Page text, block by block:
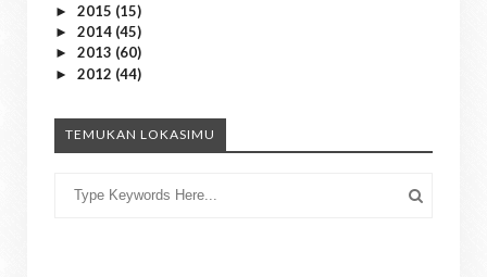
► 2015 (15)
► 2014 (45)
► 2013 (60)
► 2012 (44)
TEMUKAN LOKASIMU